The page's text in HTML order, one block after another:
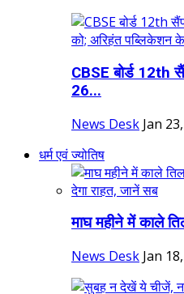
CBSE बोर्ड 12th
26...
News Desk Jan
धर्म एवं ज्योतिष
माघ महीने में काले
News Desk Jan